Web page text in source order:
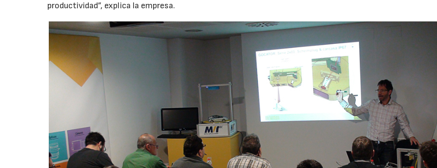
productividad”, explica la empresa.
AF26_IFM AF26_IFM